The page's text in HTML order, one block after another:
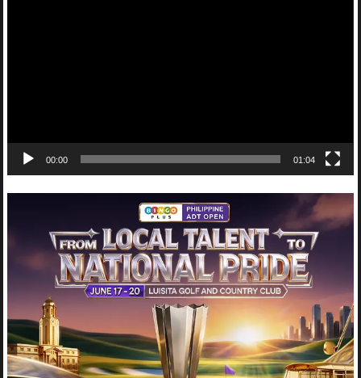
00:00 01:04